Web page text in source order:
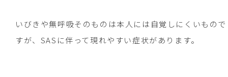
いびきや無呼吸そのものは本人には自覚しにくいもので
すが、SASに伴って現れやすい症状があります。